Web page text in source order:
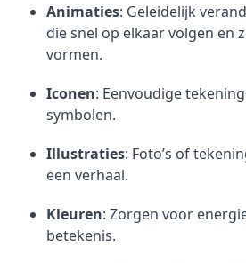
Animaties: Geleidelijk
die snel op elkaar volgen en
vormen.
Iconen: Eenvoudige
symbolen.
Illustraties: Foto’s of
een verhaal.
Kleuren: Zorgen voor
betekenis.